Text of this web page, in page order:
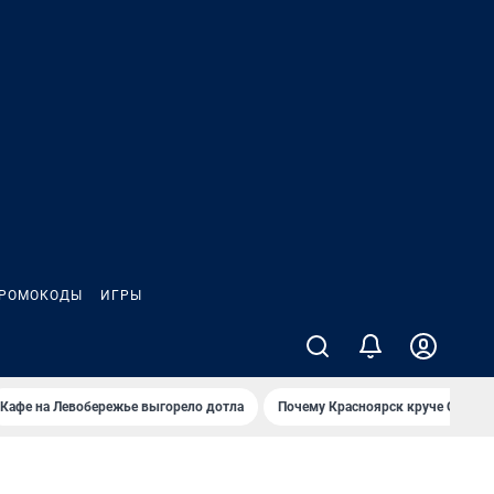
ИГРЫ
Кафе на Левобережье выгорело дотла Почему Красноярск круче Омска